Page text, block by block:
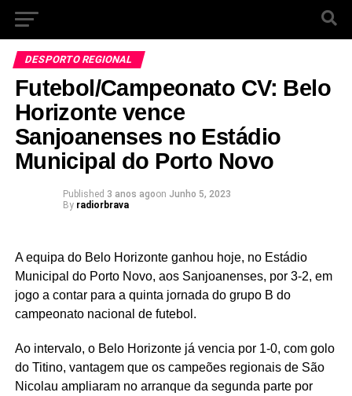
DESPORTO REGIONAL
Futebol/Campeonato CV: Belo
Horizonte vence
Sanjoanenses no Estádio
Municipal do Porto Novo
Published 3 anos agoon Junho 5, 2023
By radiorbrava
A equipa do Belo Horizonte ganhou hoje, no Estádio
Municipal do Porto Novo, aos Sanjoanenses, por 3-2, em
jogo a contar para a quinta jornada do grupo B do
campeonato nacional de futebol.
Ao intervalo, o Belo Horizonte já vencia por 1-0, com golo
do Titino, vantagem que os campeões regionais de São
Nicolau ampliaram no arranque da segunda parte por